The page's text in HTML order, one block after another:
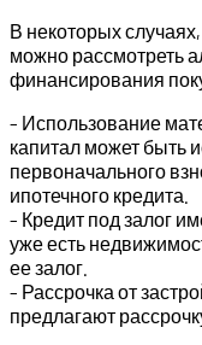
В некоторых
можно рассмотреть
финансирования
– Использование
капитал может быть
первоначального
ипотечного кредита.
– Кредит под залог
уже есть
ее залог.
– Рассрочка от
предлагают